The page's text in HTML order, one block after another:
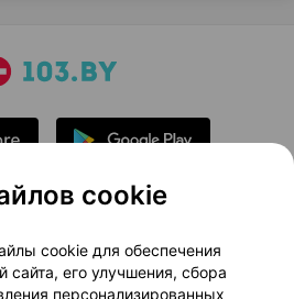
Новости проекта
Медицинский маркетинг
cookie
cookie для обеспечения
сайта, его улучшения, сбора
персонализированных